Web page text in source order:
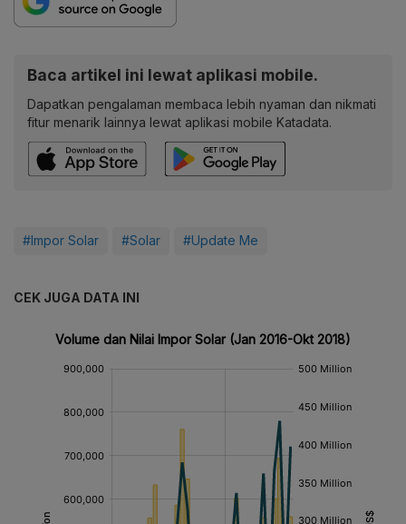
Baca artikel ini lewat aplikasi mobile.
Dapatkan pengalaman membaca lebih nyaman dan nikmati
fitur menarik lainnya lewat aplikasi mobile Katadata.
#Impor Solar #Solar #Update Me
CEK JUGA DATA INI